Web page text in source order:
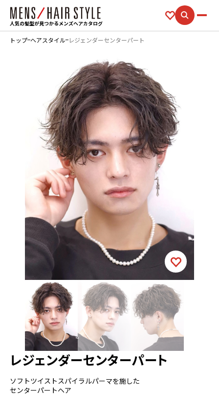
人気の髪型が見つかるメンズヘアカタログ
トップ ヘアスタイル レジェンダーセンターパート
レジェンダーセンターパート
ソフトツイストスパイラルパーマを施した
センターパートヘア